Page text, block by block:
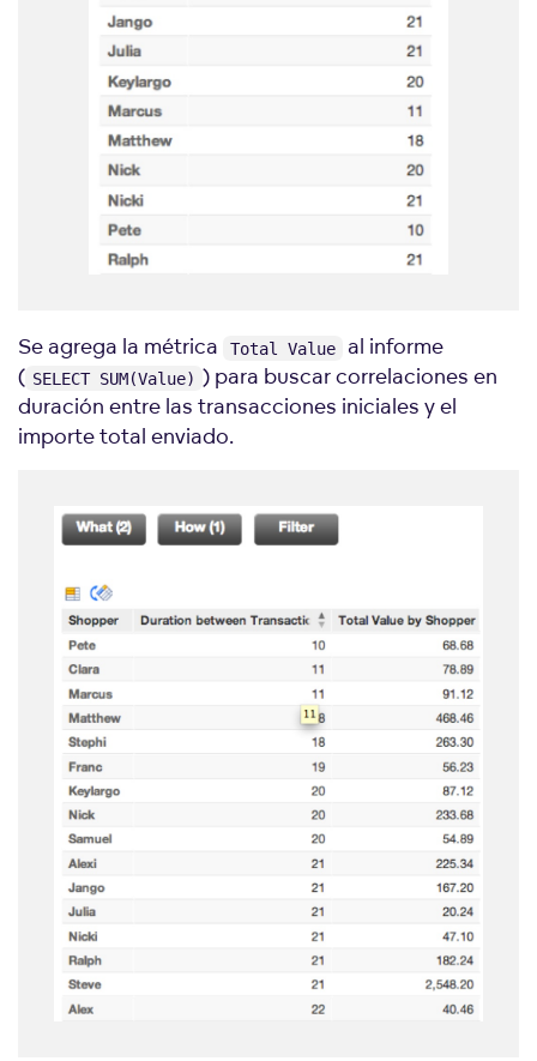
Se agrega la métrica Total Value
al informe
( SELECT SUM(Value) ) para buscar correlaciones en
duración entre las transacciones iniciales y el
importe total enviado.